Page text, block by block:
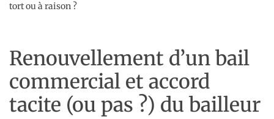
tort ou à raison ?
Renouvellement d’un bail
commercial et accord
tacite (ou pas ?) du bailleur